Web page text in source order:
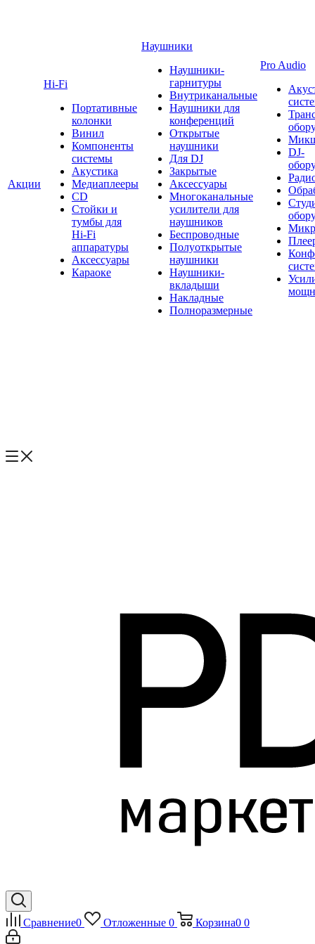
Акции
Hi-Fi
Портативные
колонки
Винил
Компоненты
системы
Акустика
Медиаплееры
CD
Стойки и
тумбы для
Hi-Fi
аппаратуры
Аксессуары
Караоке
Наушники
Наушники-
гарнитуры
Внутриканальные
Наушники для
конференций
Открытые
наушники
Для DJ
Закрытые
Аксессуары
Многоканальные
усилители для
наушников
Беспроводные
Полуоткрытые
наушники
Наушники-
вкладыши
Накладные
Полноразмерные
Pro Audio
DJ-
Сравнение0 Отложенные 0 Корзина0 0